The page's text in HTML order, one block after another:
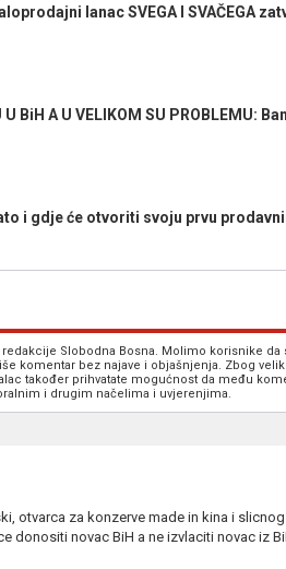
lanac SVEGA I SVAČEGA
U BiH A U VELIKOM SU PROBLEMU:
i gdje će otvoriti svoju prvu
Slobodna Bosna. Molimo korisnike da
komentar bez najave i objašnjenja. Zbog
također prihvatate mogućnost da među
i drugim načelima i uvjerenjima.
otvarca za konzerve made in kina i
donositi novac BiH a ne izvlaciti novac iz